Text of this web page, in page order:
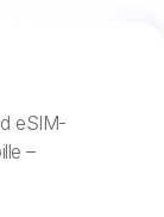
eSIM-
–